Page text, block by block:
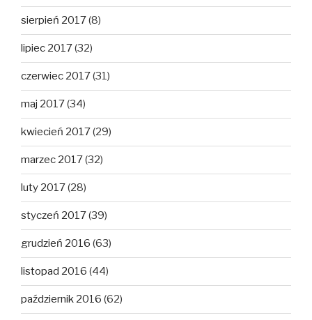
sierpień 2017(8)
lipiec 2017(32)
czerwiec 2017(31)
maj 2017(34)
kwiecień 2017(29)
marzec 2017(32)
luty 2017(28)
styczeń 2017(39)
grudzień 2016 (63)
listopad 2016 (44)
październik 2016 (62)